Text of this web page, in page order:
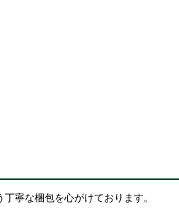
寧な梱包を心がけております。